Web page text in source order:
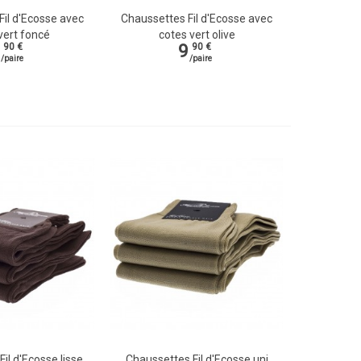
d'Ecosse avec
foncé
90 €
/paire
Vue rapide
Chaussettes Fil d'Ecosse avec
cotes vert olive
9 90 €
/paire